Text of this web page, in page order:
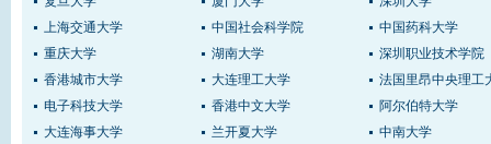
上海交通大学
中国社会科学院
中国药科大学
重庆大学
湖南大学
深圳职业技术学院
香港城市大学
大连理工大学
法国里昂中央理工
电子科技大学
香港中文大学
阿尔伯特大学
大连海事大学
兰开夏大学 中南大学